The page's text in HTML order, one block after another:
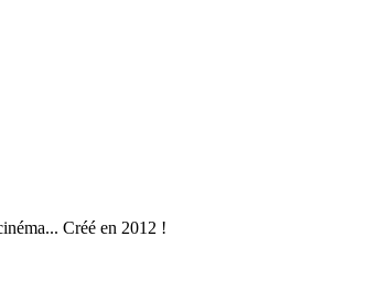
Créé en 2012 !